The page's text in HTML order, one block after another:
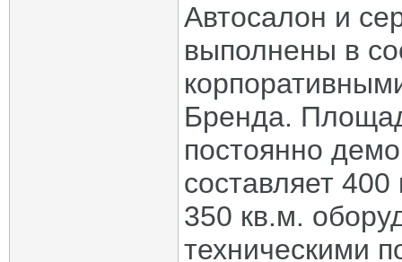
Автосалон и
выполнены в
Бренда.
постоянно
составляет
350 кв.м.
техническими